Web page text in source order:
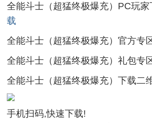
全能斗士（超猛终极爆充）PC玩家
载
全能斗士（超猛终极爆充）官方专
全能斗士（超猛终极爆充）礼包专
全能斗士（超猛终极爆充）下载二
手机扫码,快速下载!